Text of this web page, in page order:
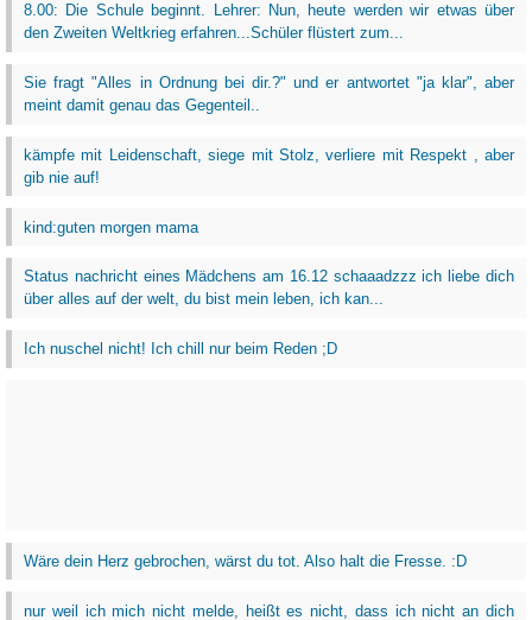
8.00: Die Schule beginnt. Lehrer: Nun, heute werden wir etwas über
den Zweiten Weltkrieg erfahren...Schüler flüstert zum...
Sie fragt "Alles in Ordnung bei dir.?" und er antwortet "ja klar", aber
meint damit genau das Gegenteil..
kämpfe mit Leidenschaft, siege mit Stolz, verliere mit Respekt , aber
gib nie auf!
kind:guten morgen mama
Status nachricht eines Mädchens am 16.12 schaaadzzz ich liebe dich
über alles auf der welt, du bist mein leben, ich kan...
Ich nuschel nicht! Ich chill nur beim Reden ;D
Wäre dein Herz gebrochen, wärst du tot. Also halt die Fresse. :D
nur weil ich mich nicht melde, heißt es nicht, dass ich nicht an dich